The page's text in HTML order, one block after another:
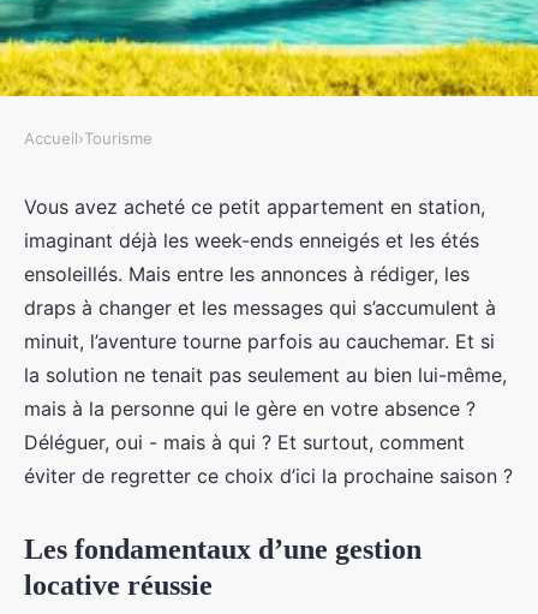
Les critères essentiels pour
sélectionner votre conciergerie
saisonnière
Éléanore•18/06/2026 17:59 •8 min de lecture
Accueil›Tourisme
Vous avez acheté ce petit appartement en station,
imaginant déjà les week-ends enneigés et les étés
ensoleillés. Mais entre les annonces à rédiger, les
draps à changer et les messages qui s’accumulent à
minuit, l’aventure tourne parfois au cauchemar. Et si
la solution ne tenait pas seulement au bien lui-même,
mais à la personne qui le gère en votre absence ?
Déléguer, oui - mais à qui ? Et surtout, comment
éviter de regretter ce choix d’ici la prochaine saison ?
Les fondamentaux d’une gestion
locative réussie